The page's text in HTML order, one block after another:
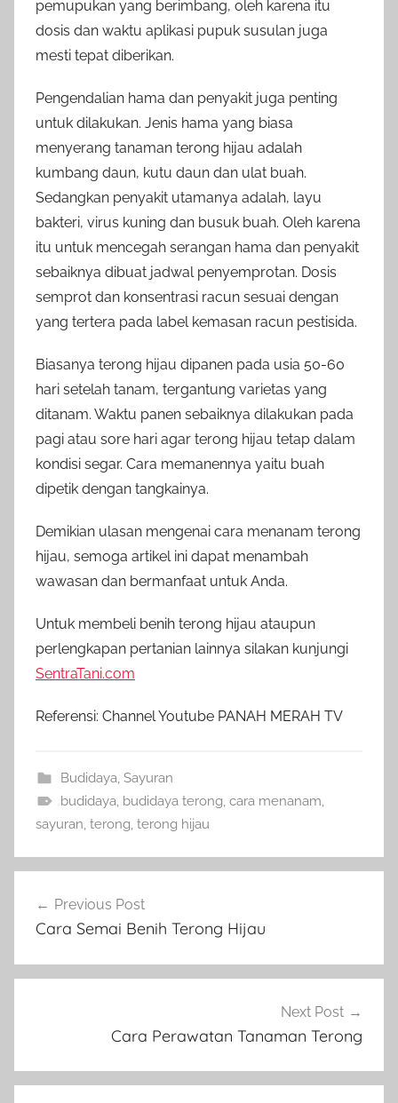
pemupukan yang berimbang, oleh karena itu
dosis dan waktu aplikasi pupuk susulan juga
mesti tepat diberikan.
Pengendalian hama dan penyakit juga penting
untuk dilakukan. Jenis hama yang biasa
menyerang tanaman terong hijau adalah
kumbang daun, kutu daun dan ulat buah.
Sedangkan penyakit utamanya adalah, layu
bakteri, virus kuning dan busuk buah. Oleh karena
itu untuk mencegah serangan hama dan penyakit
sebaiknya dibuat jadwal penyemprotan. Dosis
semprot dan konsentrasi racun sesuai dengan
yang tertera pada label kemasan racun pestisida.
Biasanya terong hijau dipanen pada usia 50-60
hari setelah tanam, tergantung varietas yang
ditanam. Waktu panen sebaiknya dilakukan pada
pagi atau sore hari agar terong hijau tetap dalam
kondisi segar. Cara memanennya yaitu buah
dipetik dengan tangkainya.
Demikian ulasan mengenai cara menanam terong
hijau, semoga artikel ini dapat menambah
wawasan dan bermanfaat untuk Anda.
Untuk membeli benih terong hijau ataupun
perlengkapan pertanian lainnya silakan kunjungi
SentraTani.com
Referensi: Channel Youtube PANAH MERAH TV
Budidaya, Sayuran
budidaya, budidaya terong, cara menanam,
sayuran, terong, terong hijau
pos
Previous Post
Cara Semai Benih Terong Hijau
Next Post
Cara Perawatan Tanaman Terong